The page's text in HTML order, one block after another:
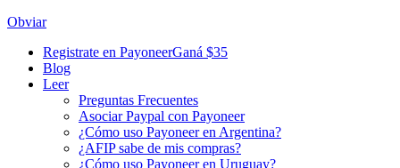
Obviar
Registrate en PayoneerGaná $35
Blog
Leer
Preguntas Frecuentes
Asociar Paypal con Payoneer
¿Cómo uso Payoneer en Argentina?
¿AFIP sabe de mis compras?
¿Cómo uso Payoneer en Uruguay?